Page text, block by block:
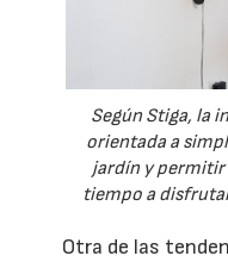
Según Stiga, la
orientada a
jardín y permitir
tiempo a
Otra de las